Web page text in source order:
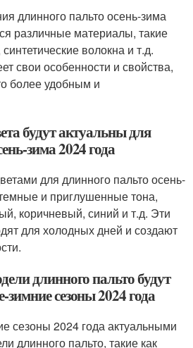
длинного пальто осень-зима
различные материалы, такие
волокна и т.д.
свои особенности и свойства,
более удобным и
будут актуальны для
зима 2024 года
для длинного пальто осень-
и приглушенные тона,
коричневый, синий и т.д. Эти
для холодных дней и создают
длинного пальто будут
сезоны 2024 года
сезоны 2024 года актуальными
длинного пальто, такие как